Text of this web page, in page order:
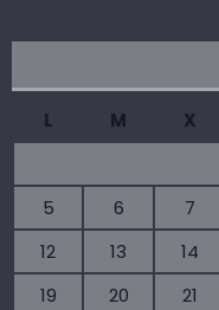
L M X
5
6 7
12
13 14
19
20 21